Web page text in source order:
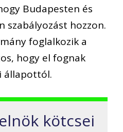
Budapesten és
szabályozást hozzon.
foglalkozik a
hogy el fognak
állapottól.
kötcsei